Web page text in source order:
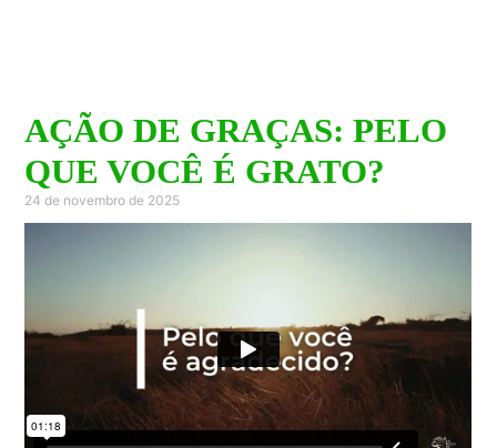
AÇÃO DE GRAÇAS: PELO
QUE VOCÊ É GRATO?
24 de novembro de 2025